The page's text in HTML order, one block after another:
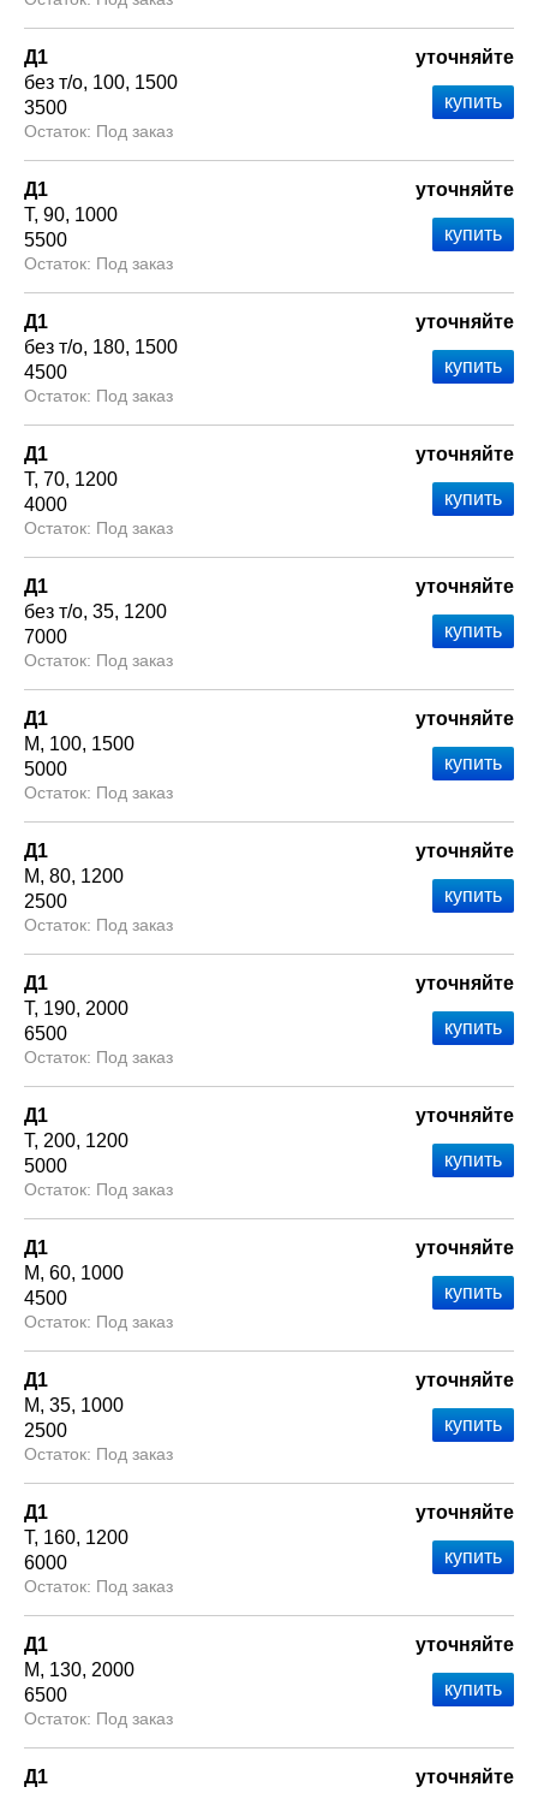
Д1
без т/о 100 1500
3500
Под заказ
уточняйте
Д1
Т 90 1000
5500
Под заказ
уточняйте
Д1
без т/о 180 1500
4500
Под заказ
уточняйте
Д1
Т 70 1200
4000
Под заказ
уточняйте
Д1
без т/о 35 1200
7000
Под заказ
уточняйте
Д1
М
100 1500
5000
Под заказ
уточняйте
Д1
М 80 1200
2500
Под заказ
уточняйте
Д1
Т 190 2000
6500
Под заказ
уточняйте
Д1
Т 200 1200
5000
Под заказ
уточняйте
Д1
М 60 1000
4500
Под заказ
уточняйте
Д1
М 35 1000
2500
Под заказ
уточняйте
Д1
Т 160 1200
6000
Под заказ
уточняйте
Д1
М
130 2000
6500
Под заказ
уточняйте
Д1
уточняйте